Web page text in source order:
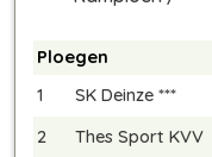
Ploegen
1
SK Deinze ***
2
Thes Sport KVV